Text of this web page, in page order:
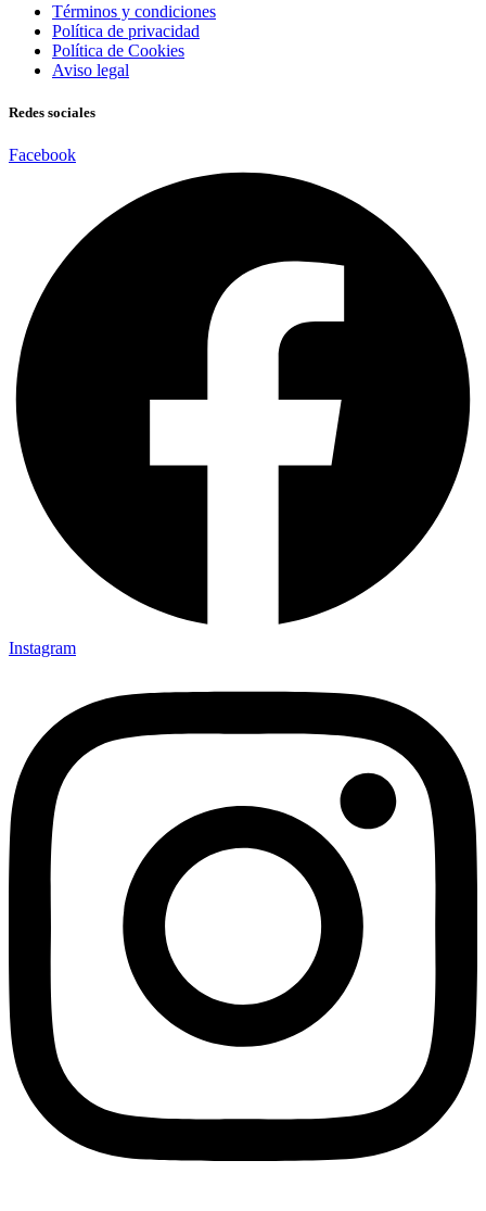
Términos y condiciones
Política de privacidad
Política de Cookies
Aviso legal
Redes sociales
Facebook
Instagram